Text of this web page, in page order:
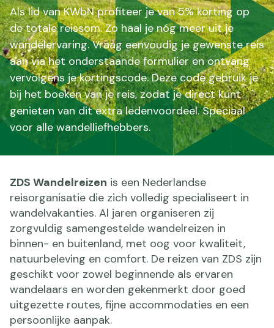
Als lid van KWbN profiteer je van 5% korting op
de totale reissom. Zo haal je nóg meer uit je
wandelervaring. Vraag eenvoudig je gewenste reis
aan via het onderstaande formulier en ontvang
vervolgens je kortingscode. Deze code gebruik je
bij het boeken van je reis, zodat je direct kunt
genieten van dit extra ledenvoordeel. Speciaal
voor alle wandelliefhebbers.
ZDS Wandelreizen is een Nederlandse
reisorganisatie die zich volledig specialiseert in
wandelvakanties. Al jaren organiseren zij
zorgvuldig samengestelde wandelreizen in
binnen- en buitenland, met oog voor kwaliteit,
natuurbeleving en comfort. De reizen van ZDS zijn
geschikt voor zowel beginnende als ervaren
wandelaars en worden gekenmerkt door goed
uitgezette routes, fijne accommodaties en een
persoonlijke aanpak.